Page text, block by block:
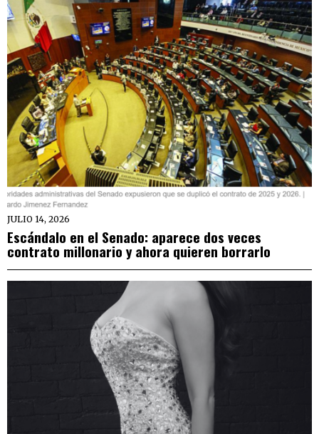
JULIO 14, 2026
Escándalo en el Senado: aparece dos veces
contrato millonario y ahora quieren borrarlo